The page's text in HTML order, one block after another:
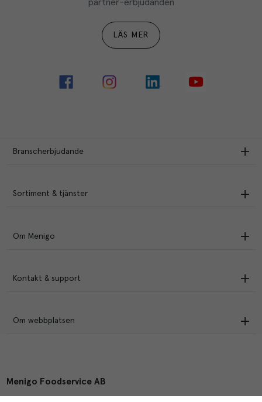
partner-erbjudanden
LÄS MER
Branscherbjudande
Sortiment & tjänster
Om Menigo
Kontakt & support
Om webbplatsen
Menigo Foodservice AB